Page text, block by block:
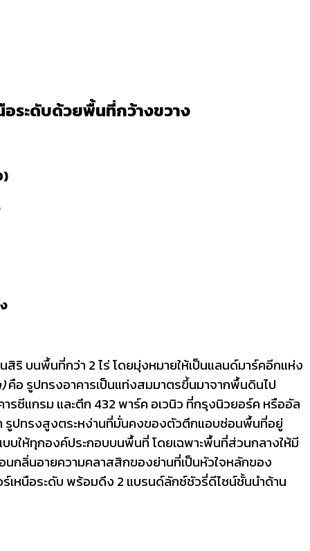
อระดับด้วยพื้นที่กว้างขวาง
)
บนพื้นที่กว่า 2 ไร่ โดยมุ่งหมายให้เป็นแลนด์มาร์คอีกแห่ง
คือ รูปทรงอาคารเป็นแท่งสมมาตรขึ้นมาจากพื้นดินไป
รซีแกรม และตึก 432 พาร์ค อเวนิว ที่กรุงนิวยอร์ค หรืออัล
รูปทรงสูงตระหง่านที่มั่นคงของตัวตึกแอบซ่อนพื้นที่อยู่
บให้ทุกองค์ประกอบบนพื้นที่ โดยเฉพาะพื้นที่ส่วนกลางให้มี
นกลิ่นอายความคลาสสิกของย่านที่เป็นหัวใจหลักของ
เหนือระดับ พร้อมดึง 2 แบรนด์ลักซ์ชัวรี่ดีไซน์ชั้นนำด้าน